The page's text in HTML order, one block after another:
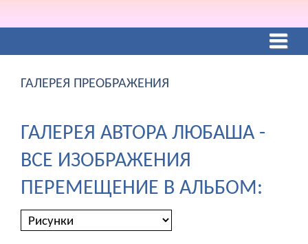
ГАЛЕРЕЯ ПРЕОБРАЖЕНИЯ
ГАЛЕРЕЯ АВТОРА ЛЮБАША -
ВСЕ ИЗОБРАЖЕНИЯ
ПЕРЕМЕЩЕНИЕ В АЛЬБОМ: